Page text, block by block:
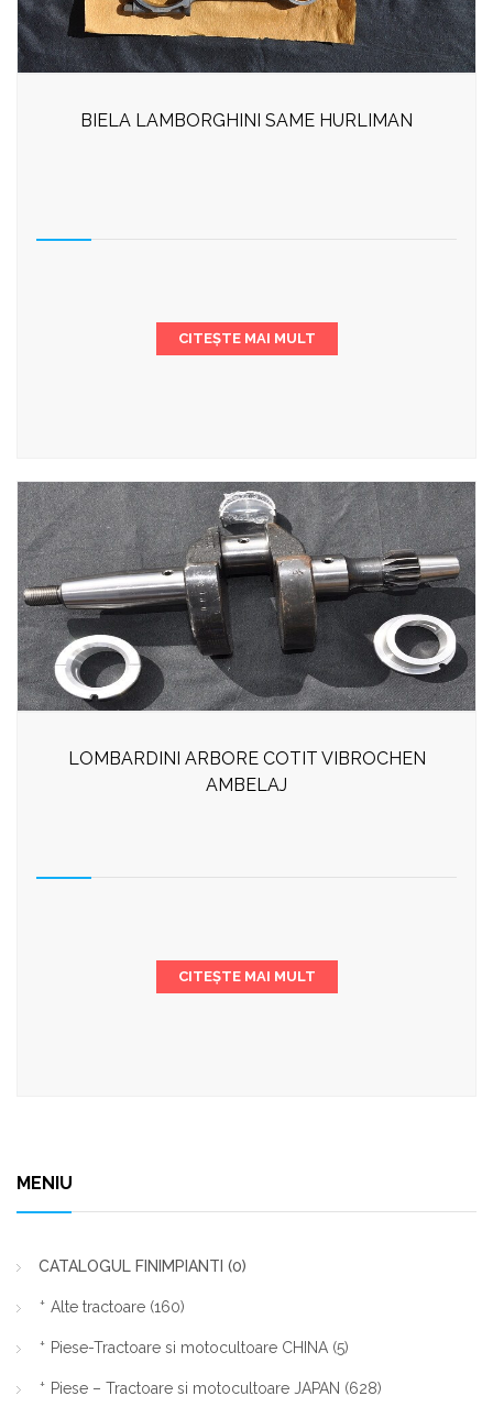
BIELA LAMBORGHINI SAME HURLIMAN
CITEȘTE MAI MULT
LOMBARDINI ARBORE COTIT VIBROCHEN
AMBELAJ
CITEȘTE MAI MULT
MENIU
CATALOGUL FINIMPIANTI (0)
Alte tractoare (160)
Piese-Tractoare si motocultoare CHINA (5)
Piese – Tractoare si motocultoare JAPAN (628)